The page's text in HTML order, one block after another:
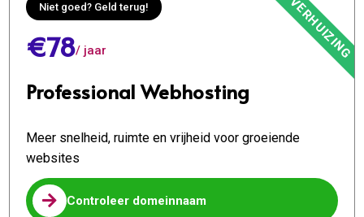
Niet goed? Geld terug!
€78/ jaar
Professional Webhosting
Meer snelheid, ruimte en vrijheid voor groeiende
websites
 Controleer domeinnaam